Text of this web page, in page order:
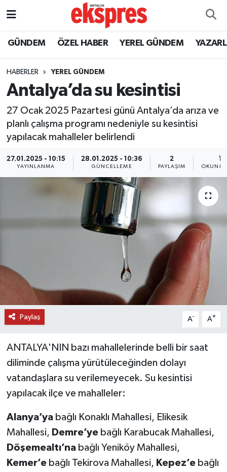
GÜNDEM ÖZEL HABER YEREL GÜNDEM
HABERLER YEREL GÜNDEM
Antalya’da su kesintisi
27 Ocak 2025 Pazartesi günü Antalya’da arıza ve
planlı çalışma programı nedeniyle su kesintisi
yapılacak mahalleler belirlendi
27.01.2025 - 10:15
YAYINLANMA
28.01.2025 - 10:36
GÜNCELLEME
2
PAYLAŞIM
1
Paylaş A- A+
ANTALYA'NIN bazı mahallelerinde belli bir saat
diliminde çalışma yürütüleceğinden dolayı
vatandaşlara su verilemeyecek. Su kesintisi
yapılacak ilçe ve mahalleler:
Alanya’ya bağlı Konaklı Mahallesi, Elikesik
Mahallesi, Demre’yebağlı Karabucak Mahallesi,
Döşemealtı’nabağlı Yeniköy Mahallesi,
Kemer’ebağlı Tekirova Mahallesi, Kepez’ebağlı
ÖZEL HABER
YEREL GÜNDEM
EKONOMİ
KÜLTÜR - SANAT
SPOR
SİYASET
SAĞLIK
TURİZM
RÖPORTAJ
VİDEO HABERLER
YAZARLAR
RESMİ İLAN
MAGAZİN
Nöbetçi Eczaneler
Trafik Durumu
Süper Lig Puan Durumu ve Fikstür
Tüm Manşetler
Son Dakika Haberleri
Haber Arşivi